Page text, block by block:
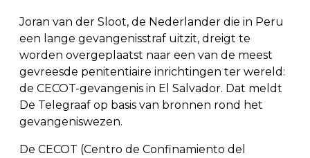
Joran van der Sloot, de Nederlander die in Peru
een lange gevangenisstraf uitzit, dreigt te
worden overgeplaatst naar een van de meest
gevreesde penitentiaire inrichtingen ter wereld:
de CECOT-gevangenis in El Salvador. Dat meldt
De Telegraaf op basis van bronnen rond het
gevangeniswezen.
De CECOT (Centro de Confinamiento del